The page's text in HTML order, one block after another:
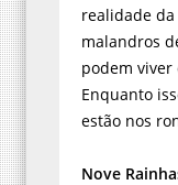
realidade
malandros
podem viver
Enquanto
estão nos
Nove